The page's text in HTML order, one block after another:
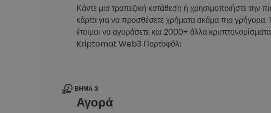
Κάντε μια τραπεζική κατάθεση ή χρησιμοποιήστε την
κάρτα για να προσθέσετε χρήματα ακόμα πιο γρήγορα.
έτοιμοι να αγοράσετε και 2000+ άλλα
Kriptomat Web3 Πορτοφόλι.
ΒΉΜΑ 3
Αγορά